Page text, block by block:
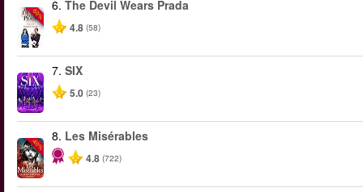
-50%
6. The Devil Wears Prada
4.8 (58)
7. SIX
5.0 (23)
-40%
8. Les Misérables
4.8 (722)